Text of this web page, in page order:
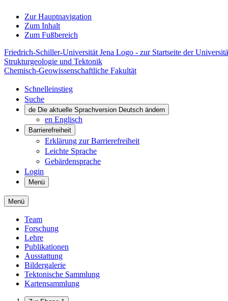
Zur Hauptnavigation
Zum Inhalt
Zum Fußbereich
Friedrich-Schiller-Universität Jena Logo - zur Startseite der
Strukturgeologie und Tektonik
Chemisch-Geowissenschaftliche Fakultät
Schnelleinstieg
Suche
de Die aktuelle Sprachversion Deutsch ändern
en Englisch
Barrierefreiheit
Erklärung zur Barrierefreiheit
Leichte Sprache
Gebärdensprache
Login
Menü
Menü
Team
Forschung
Lehre
Publikationen
Ausstattung
Bildergalerie
Tektonische Sammlung
Kartensammlung